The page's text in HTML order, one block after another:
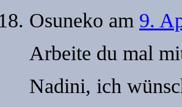
Osuneko am 9.
Arbeite du mal
Nadini, ich